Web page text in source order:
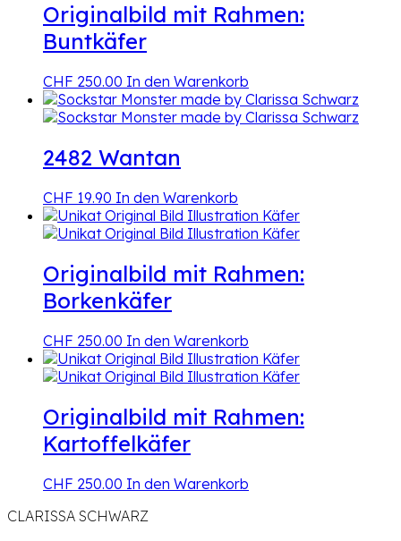
Originalbild mit Rahmen:
Buntkäfer
CHF 250.00 In den Warenkorb
2482 Wantan
CHF 19.90 In den Warenkorb
Originalbild mit Rahmen:
Borkenkäfer
CHF 250.00 In den Warenkorb
Originalbild mit Rahmen:
Kartoffelkäfer
CHF 250.00 In den Warenkorb
CLARISSA SCHWARZ